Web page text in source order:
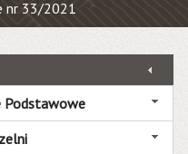
nr 33/2021
Podstawowe